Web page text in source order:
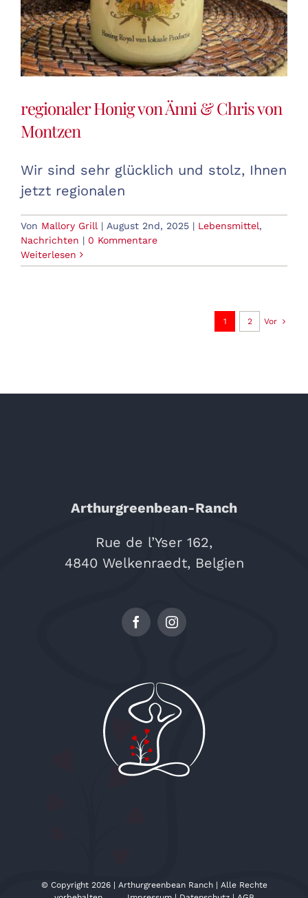
regionaler Honig von Änni & Chris von
Montzen
Wir sind sehr glücklich und stolz, Ihnen
jetzt regionalen
Von Mallory Grill | August 2nd, 2025 | Lebensmittel,
Nachrichten | 0 Kommentare
Weiterlesen
1 2 Vor
Arthurgreenbean-Ranch
Rue de l’Yser 162,
4840 Welkenraedt, Belgien
© Copyright 2026 | Arthurgreenbean Ranch | Alle Rechte